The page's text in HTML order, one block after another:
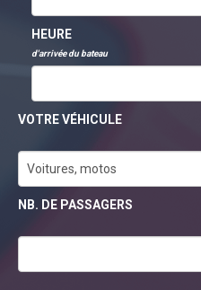
HEURE
d'arrivée du bateau
VOTRE VÉHICULE
NB. DE PASSAGERS